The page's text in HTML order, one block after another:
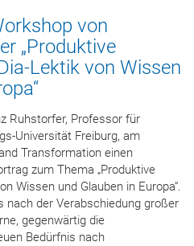
von
„Produktive
Lektik von Wissen
Ruhstorfer, Professor für
Universität Freiburg, am
Transformation einen
zum Thema „Produktive
Wissen und Glauben in Europa“.
nach der Verabschiedung großer
gegenwärtig die
Bedürfnis nach